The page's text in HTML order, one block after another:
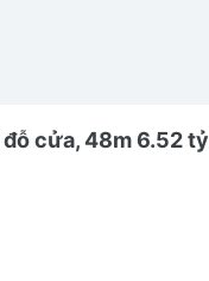
đỗ cửa, 48m 6.52 tỷ